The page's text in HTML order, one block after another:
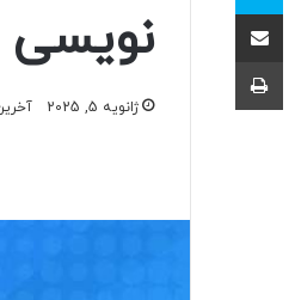
نویسی
ژانویه 5, 2025 آخرین